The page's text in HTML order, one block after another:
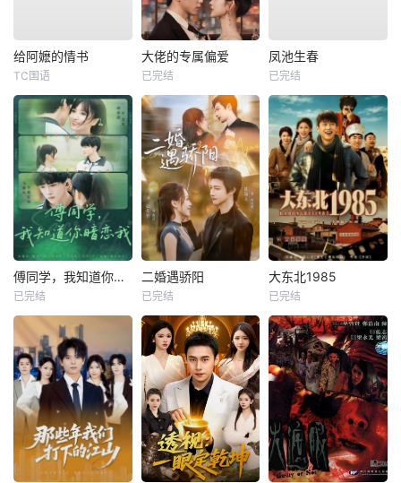
给阿嬷的情书
TC国语
大佬的专属偏爱
已完结
凤池生春
已完结
傅同学，我知道你暗恋我
已完结
二婚遇骄阳
已完结
大东北1985
已完结